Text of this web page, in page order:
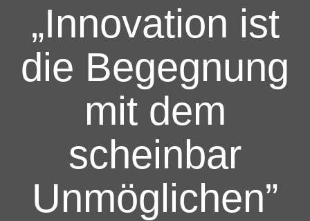
„Innovation ist
die Begegnung
mit dem
scheinbar
Unmöglichen”